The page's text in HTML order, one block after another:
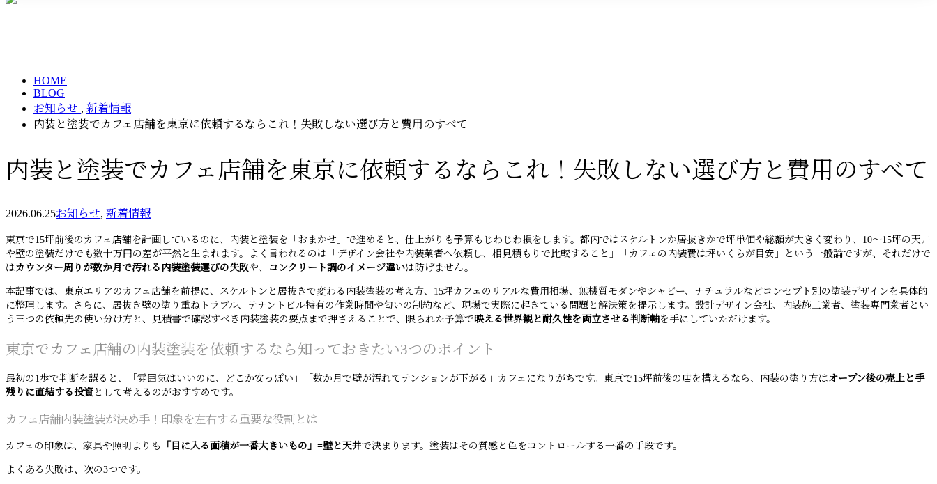
HOME
BLOG
お知らせ , 新着情報
内装と塗装でカフェ店舗を東京に依頼するならこれ！失敗しない選び方と費用のすべて
内装と塗装でカフェ店舗を東京に依頼するならこれ！失敗しない選び方と費用のすべて
2026.06.25お知らせ, 新着情報
東京で15坪前後のカフェ店舗を計画しているのに、内装と塗装を「おまかせ」で進めると、仕上がりも予算もじわじわ損をします。都内ではスケルトンか居抜きかで坪単価や総額が大きく変わり、10〜15坪の天井
や壁の塗装だけでも数十万円の差が平然と生まれます。よく言われるのは「デザイン会社や内装業者へ依頼し、相見積もりで比較すること」「カフェの内装費は坪いくらが目安」という一般論ですが、それだけで
はカウンター周りが数か月で汚れる内装塗装選びの失敗や、 コンクリート調のイメージ違いは防げません。
本記事では、東京エリアのカフェ店舗を前提に、スケルトンと居抜きで変わる内装塗装の考え方、15坪カフェのリアルな費用相場、無機質モダンやシャビー、ナチュラルなどコンセプト別の塗装デザインを具体的
に整理します。さらに、居抜き壁の塗り重ねトラブル、テナントビル特有の作業時間や匂いの制約など、現場で実際に起きている問題と解決策を提示します。設計デザイン会社、内装施工業者、塗装専門業者とい
う三つの依頼先の使い分け方と、見積書で確認すべき内装塗装の要点まで押さえることで、限られた予算で映える世界観と耐久性を両立させる判断軸を手にしていただけます。
東京でカフェ店舗の内装塗装を依頼するなら知っておきたい3つのポイント
最初の1歩で判断を誤ると、「雰囲気はいいのに、どこか安っぽい」「数か月で壁が汚れてテンションが下がる」カフェになりがちです。東京で15坪前後の店を構えるなら、内装の塗り方はオープン後の売上と手
残りに直結する投資 として考えるのがおすすめです。
カフェ店舗内装塗装が決め手！印象を左右する重要な役割とは
カフェの印象は、家具や照明よりも 「目に入る面積が一番大きいもの」=壁と天井で決まります。塗装はその質感と色をコントロールする一番の手段です。
よくある失敗は、次の3つです。